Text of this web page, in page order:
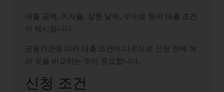
대출 금액, 이자율, 상환 날짜, 수수료 등의 대출 조건
이 제시됩니다.
금융기관에 따라 대출 조건이 다르므로 신청 전에 여
러 곳을 비교하는 것이 중요합니다.
신청 조건